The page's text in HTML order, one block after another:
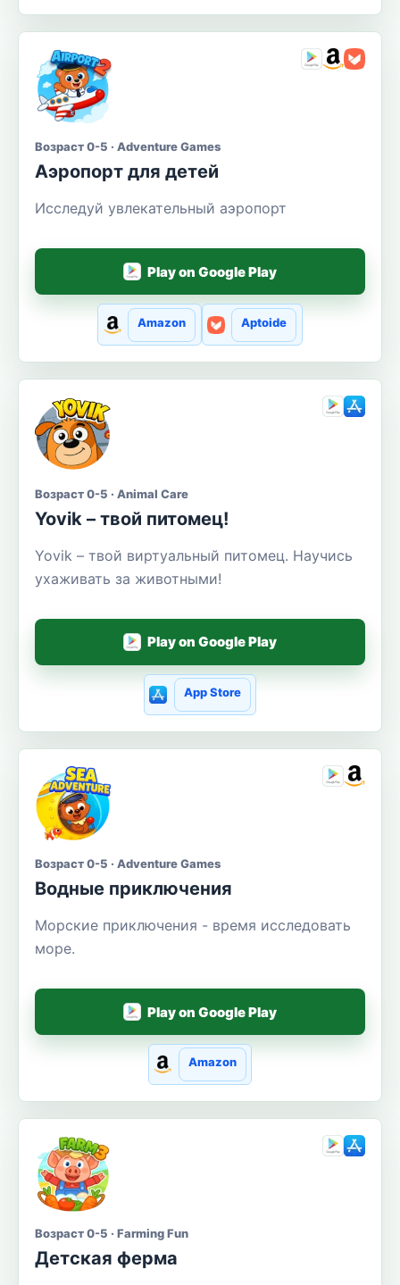
Возраст 0-5 · Adventure Games
Аэропорт для детей
Исследуй увлекательный аэропорт
Play on Google Play
Amazon Aptoide
Возраст 0-5 · Animal Care
Yovik – твой питомец!
Yovik – твой виртуальный питомец. Научись
ухаживать за животными!
Play on Google Play
App Store
Возраст 0-5 · Adventure Games
Водные приключения
Морские приключения - время исследовать
море.
Play on Google Play
Amazon
Возраст 0-5 · Farming Fun
Детская ферма